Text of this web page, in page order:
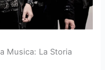
Musica: La Storia